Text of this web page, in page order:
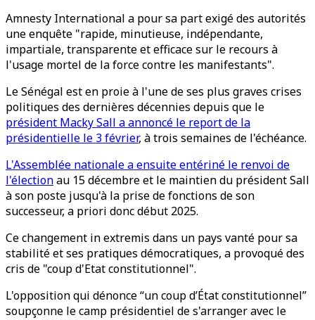
Amnesty International a pour sa part exigé des autorités
une enquête "rapide, minutieuse, indépendante,
impartiale, transparente et efficace sur le recours à
l'usage mortel de la force contre les manifestants".
Le Sénégal est en proie à l'une de ses plus graves crises
politiques des dernières décennies depuis que le
président Macky Sall a annoncé le report de la
présidentielle le 3 février, à trois semaines de l'échéance.
L'Assemblée nationale a ensuite entériné le renvoi de
l'électionau 15 décembre et le maintien du président Sall
à son poste jusqu'à la prise de fonctions de son
successeur, a priori donc début 2025.
Ce changement in extremis dans un pays vanté pour sa
stabilité et ses pratiques démocratiques, a provoqué des
cris de "coup d'Etat constitutionnel".
L'opposition qui dénonce “un coup d’État constitutionnel”
soupçonne le camp présidentiel de s'arranger avec le